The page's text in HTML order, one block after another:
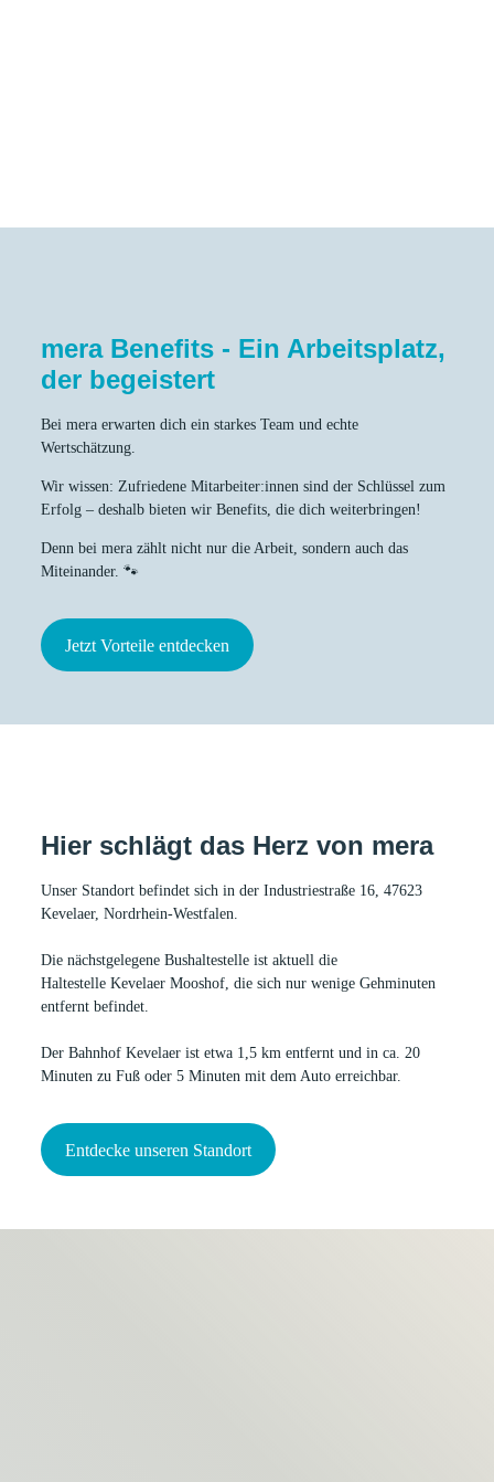
mera Benefits - Ein Arbeitsplatz,
der begeistert
Bei mera erwarten dich ein starkes Team und echte
Wertschätzung.
Wir wissen: Zufriedene Mitarbeiter:innen sind der Schlüssel zum
Erfolg – deshalb bieten wir Benefits, die dich weiterbringen!
Denn bei mera zählt nicht nur die Arbeit, sondern auch das
Miteinander. 🐾
Jetzt Vorteile entdecken
Hier schlägt das Herz von mera
Unser Standort befindet sich in derIndustriestraße 16, 47623
Kevelaer, Nordrhein-Westfalen.
Die nächstgelegene Bushaltestelle ist aktuell die
Haltestelle Kevelaer Mooshof, die sich nur wenige Gehminuten
entfernt befindet.
Der Bahnhof Kevelaer ist etwa 1,5 km entfernt und in ca. 20
Minuten zu Fuß oder 5 Minuten mit dem Auto erreichbar.
Entdecke unseren Standort